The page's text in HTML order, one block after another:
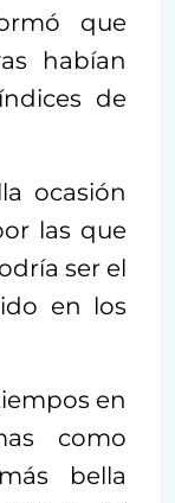
que
habían
de
ocasión
las que
ser el
en los
en
como
bella